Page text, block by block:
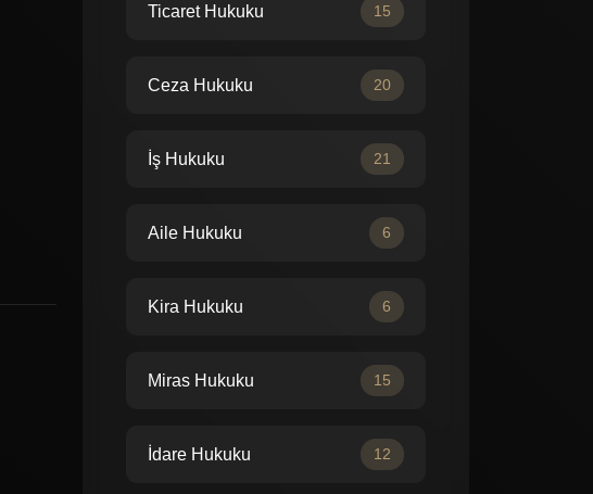
Ticaret Hukuku 15
Ceza Hukuku 20
İş Hukuku 21
Aile Hukuku 6
Kira Hukuku 6
Miras Hukuku 15
İdare Hukuku 12